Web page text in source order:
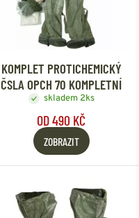
KOMPLET PROTICHEMICKÝ
ČSLA OPCH 70 KOMPLETNÍ
skladem 2ks
OD 490 KČ
ZOBRAZIT